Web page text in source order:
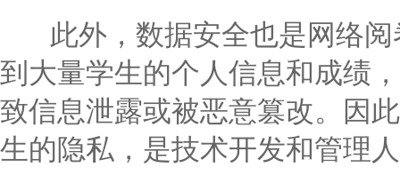
此外，数据安全也是网络阅
到大量学生的个人信息和成绩
致信息泄露或被恶意篡改。因
生的隐私，是技术开发和管理